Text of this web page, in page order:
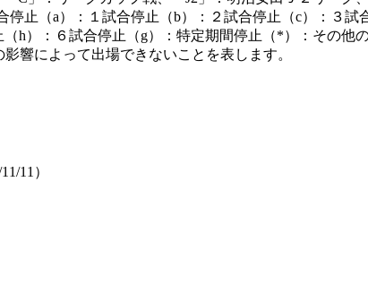
停止（a）：１試合停止（b）：２試合停止（c）：３試
（h）：６試合停止（g）：特定期間停止（*）：その他
響によって出場できないことを表します。
11）